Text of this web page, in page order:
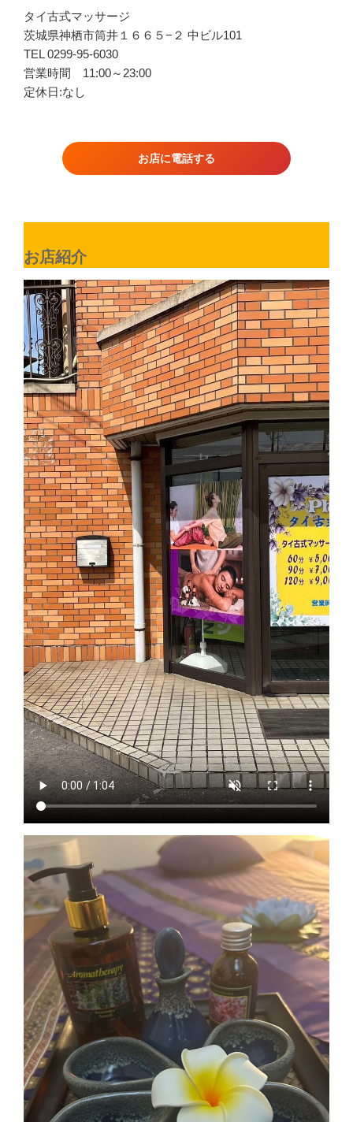
タイ古式マッサージ
茨城県神栖市筒井１６６５−２ 中ビル101
TEL 0299-95-6030
営業時間 11:00～23:00
定休日:なし
お店に電話する
お店紹介